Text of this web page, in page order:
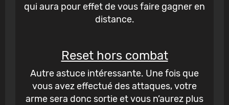
qui aura pour effet de vous faire gagner en
distance.
Reset hors combat
Autre astuce intéressante. Une fois que
vous avez effectué des attaques, votre
arme sera donc sortie et vous n’aurez plus